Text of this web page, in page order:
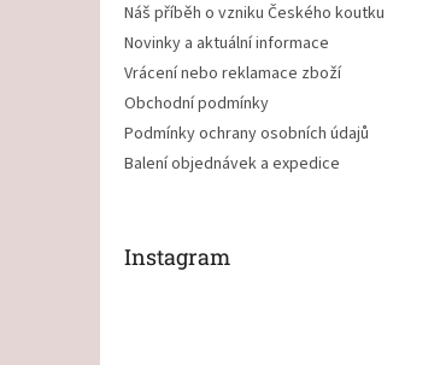
Náš příběh o vzniku Českého koutku
Novinky a aktuální informace
Vrácení nebo reklamace zboží
Obchodní podmínky
Podmínky ochrany osobních údajů
Balení objednávek a expedice
Instagram